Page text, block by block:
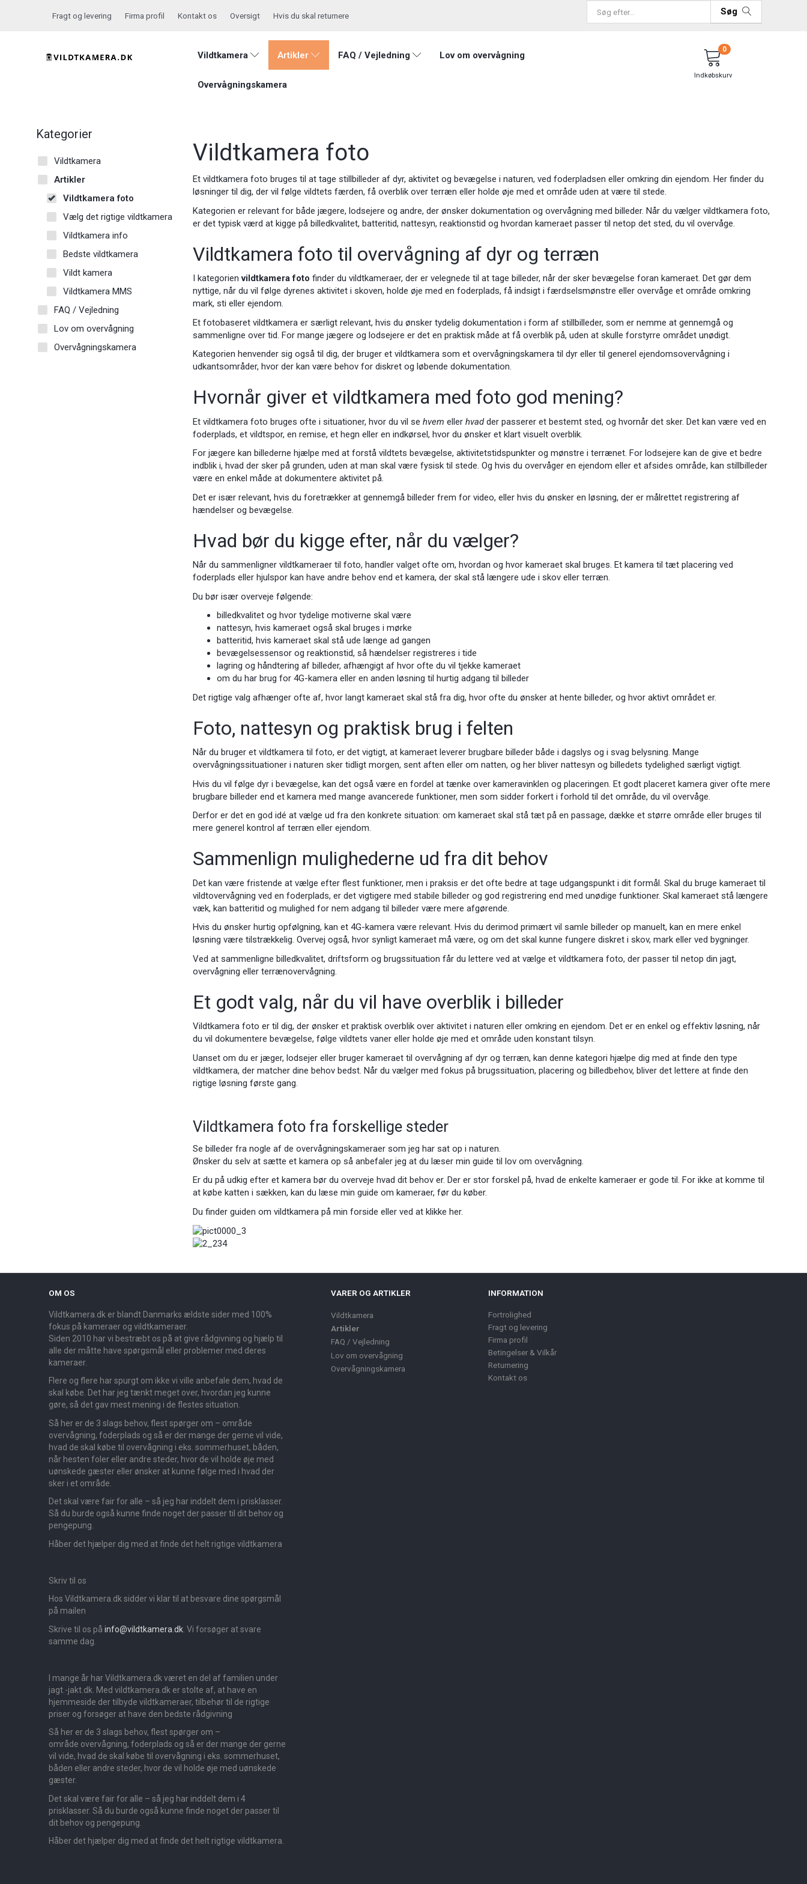
Søg
Fragt og levering Firma profil Kontakt os Oversigt Hvis du skal returnere
Vildtkamera Artikler FAQ / Vejledning Lov om overvågning
Overvågningskamera
Indkøbskurv
0
Kategorier
Vildtkamera
Artikler
Vildtkamera foto
Vælg det rigtige vildtkamera
Vildtkamera info
Bedste vildtkamera
Vildt kamera
Vildtkamera MMS
FAQ / Vejledning
Lov om overvågning
Overvågningskamera
Vildtkamera foto
Et vildtkamera foto bruges til at tage stillbilleder af dyr, aktivitet og bevægelse i naturen, ved foderpladsen eller omkring din ejendom. Her finder du
løsninger til dig, der vil følge vildtets færden, få overblik over terræn eller holde øje med et område uden at være til stede.
Kategorien er relevant for både jægere, lodsejere og andre, der ønsker dokumentation og overvågning med billeder. Når du vælger vildtkamera foto,
er det typisk værd at kigge på billedkvalitet, batteritid, nattesyn, reaktionstid og hvordan kameraet passer til netop det sted, du vil overvåge.
Vildtkamera foto til overvågning af dyr og terræn
I kategorienvildtkamera foto finder du vildtkameraer, der er velegnede til at tage billeder, når der sker bevægelse foran kameraet. Det gør dem
nyttige, når du vil følge dyrenes aktivitet i skoven, holde øje med en foderplads, få indsigt i færdselsmønstre eller overvåge et område omkring
mark, sti eller ejendom.
Et fotobaseret vildtkamera er særligt relevant, hvis du ønsker tydelig dokumentation i form af stillbilleder, som er nemme at gennemgå og
sammenligne over tid. For mange jægere og lodsejere er det en praktisk måde at få overblik på, uden at skulle forstyrre området unødigt.
Kategorien henvender sig også til dig, der bruger et vildtkamera som et overvågningskamera til dyr eller til generel ejendomsovervågning i
udkantsområder, hvor der kan være behov for diskret og løbende dokumentation.
Hvornår giver et vildtkamera med foto god mening?
Et vildtkamera foto bruges ofte i situationer, hvor du vil sehvem ellerhvadder passerer et bestemt sted, og hvornår det sker. Det kan være ved en
foderplads, et vildtspor, en remise, et hegn eller en indkørsel, hvor du ønsker et klart visuelt overblik.
For jægere kan billederne hjælpe med at forstå vildtets bevægelse, aktivitetstidspunkter og mønstre i terrænet. For lodsejere kan de give et bedre
indblik i, hvad der sker på grunden, uden at man skal være fysisk til stede. Og hvis du overvåger en ejendom eller et afsides område, kan stillbilleder
være en enkel måde at dokumentere aktivitet på.
Det er især relevant, hvis du foretrækker at gennemgå billeder frem for video, eller hvis du ønsker en løsning, der er målrettet registrering af
hændelser og bevægelse.
Hvad bør du kigge efter, når du vælger?
Når du sammenligner vildtkameraer til foto, handler valget ofte om, hvordan og hvor kameraet skal bruges. Et kamera til tæt placering ved
foderplads eller hjulspor kan have andre behov end et kamera, der skal stå længere ude i skov eller terræn.
Du bør især overveje følgende:
billedkvalitet og hvor tydelige motiverne skal være
nattesyn, hvis kameraet også skal bruges i mørke
batteritid, hvis kameraet skal stå ude længe ad gangen
bevægelsessensor og reaktionstid, så hændelser registreres i tide
lagring og håndtering af billeder, afhængigt af hvor ofte du vil tjekke kameraet
om du har brug for 4G-kamera eller en anden løsning til hurtig adgang til billeder
Det rigtige valg afhænger ofte af, hvor langt kameraet skal stå fra dig, hvor ofte du ønsker at hente billeder, og hvor aktivt området er.
Foto, nattesyn og praktisk brug i felten
Når du bruger et vildtkamera til foto, er det vigtigt, at kameraet leverer brugbare billeder både i dagslys og i svag belysning. Mange
overvågningssituationer i naturen sker tidligt morgen, sent aften eller om natten, og her bliver nattesyn og billedets tydelighed særligt vigtigt.
Hvis du vil følge dyr i bevægelse, kan det også være en fordel at tænke over kameravinklen og placeringen. Et godt placeret kamera giver ofte mere
brugbare billeder end et kamera med mange avancerede funktioner, men som sidder forkert i forhold til det område, du vil overvåge.
Derfor er det en god idé at vælge ud fra den konkrete situation: om kameraet skal stå tæt på en passage, dække et større område eller bruges til
mere generel kontrol af terræn eller ejendom.
Sammenlign mulighederne ud fra dit behov
Det kan være fristende at vælge efter flest funktioner, men i praksis er det ofte bedre at tage udgangspunkt i dit formål. Skal du bruge kameraet til
vildtovervågning ved en foderplads, er det vigtigere med stabile billeder og god registrering end med unødige funktioner. Skal kameraet stå længere
væk, kan batteritid og mulighed for nem adgang til billeder være mere afgørende.
Hvis du ønsker hurtig opfølgning, kan et 4G-kamera være relevant. Hvis du derimod primært vil samle billeder op manuelt, kan en mere enkel
løsning være tilstrækkelig. Overvej også, hvor synligt kameraet må være, og om det skal kunne fungere diskret i skov, mark eller ved bygninger.
Ved at sammenligne billedkvalitet, driftsform og brugssituation får du lettere ved at vælge et vildtkamera foto, der passer til netop din jagt,
overvågning eller terrænovervågning.
Et godt valg, når du vil have overblik i billeder
Vildtkamera foto er til dig, der ønsker et praktisk overblik over aktivitet i naturen eller omkring en ejendom. Det er en enkel og effektiv løsning, når
du vil dokumentere bevægelse, følge vildtets vaner eller holde øje med et område uden konstant tilsyn.
Uanset om du er jæger, lodsejer eller bruger kameraet til overvågning af dyr og terræn, kan denne kategori hjælpe dig med at finde den type
vildtkamera, der matcher dine behov bedst. Når du vælger med fokus på brugssituation, placering og billedbehov, bliver det lettere at finde den
rigtige løsning første gang.
Vildtkamera foto fra forskellige steder
Se billeder fra nogle af de overvågningskameraer som jeg har sat op i naturen.
Ønsker du selv at sætte et kamera op så anbefaler jeg at du læser min guide til lov om overvågning.
Er du på udkig efter et kamera bør du overveje hvad dit behov er. Der er stor forskel på, hvad de enkelte kameraer er gode til. For ikke at komme til
at købe katten i sækken, kan du læse min guide om kameraer, før du køber.
Du finder guiden om vildtkamera på min forside eller ved at klikke her.
OM OS
Vildtkamera.dk er blandt Danmarks ældste sider med 100%
fokus på kameraer og vildtkameraer.
Siden 2010 har vi bestræbt os på at give rådgivning og hjælp til
alle der måtte have spørgsmål eller problemer med deres
kameraer.
Flere og flere har spurgt om ikke vi ville anbefale dem, hvad de
skal købe. Det har jeg tænkt meget over, hvordan jeg kunne
gøre, så det gav mest mening i de flestes situation.
Så her er de 3 slags behov, flest spørger om – område
overvågning, foderplads og så er der mange der gerne vil vide,
hvad de skal købe til overvågning i eks. sommerhuset, båden,
når hesten foler eller andre steder, hvor de vil holde øje med
uønskede gæster eller ønsker at kunne følge med i hvad der
sker i et område.
Det skal være fair for alle – så jeg har inddelt dem i prisklasser.
Så du burde også kunne finde noget der passer til dit behov og
pengepung.
Håber det hjælper dig med at finde det helt rigtige vildtkamera
Skriv til os
Hos Vildtkamera.dk sidder vi klar til at besvare dine spørgsmål
på mailen
Skrive til os på info@vildtkamera.dk . Vi forsøger at svare
samme dag.
I mange år har Vildtkamera.dk været en del af familien under
jagt.-jakt.dk. Med vildtkamera.dk er stolte af, at have en
hjemmeside der tilbyde vildtkameraer, tilbehør til de rigtige
priser og forsøger at have den bedste rådgivning
Så her er de 3 slags behov, flest spørger om –
område overvågning, foderplads og så er der mange der gerne
vil vide, hvad de skal købe til overvågning i eks. sommerhuset,
båden eller andre steder, hvor de vil holde øje med uønskede
gæster.
Det skal være fair for alle – så jeg har inddelt dem i 4
prisklasser. Så du burde også kunne finde noget der passer til
dit behov og pengepung.
Håber det hjælper dig med at finde det helt rigtige vildtkamera.
VARER OG ARTIKLER
Vildtkamera
Artikler
FAQ / Vejledning
Lov om overvågning
Overvågningskamera
INFORMATION
Fortrolighed
Fragt og levering
Firma profil
Betingelser & Vilkår
Returnering
Kontakt os